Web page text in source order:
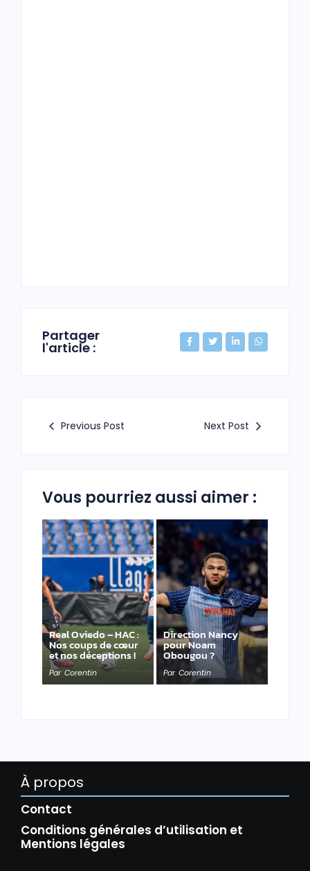
Partager
l'article :
Previous Post Next Post
Vous pourriez aussi aimer :
Real Oviedo – HAC :
Nos coups de cœur
et nos déceptions !
Par Corentin
Direction Nancy
pour Noam
Obougou ?
Par Corentin
À propos
Contact
Conditions générales d’utilisation et
Mentions légales